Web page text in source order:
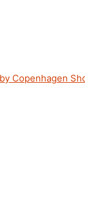
Copenhagen